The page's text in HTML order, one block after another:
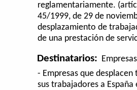
reglamentariamente.
45/1999, de 29 de
desplazamiento de
de una prestación de
Destinatarios:
- Empresas que
sus trabajadores a España